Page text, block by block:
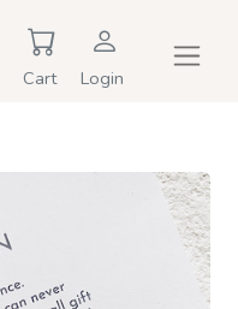
Cart Login